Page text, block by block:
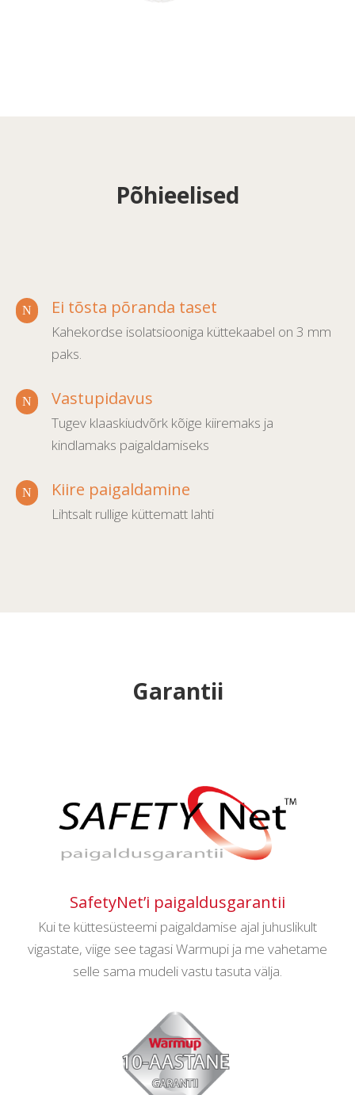
Põhieelised
N Ei tõsta põranda taset
Kahekordse isolatsiooniga küttekaabel on 3 mm
paks.
N Vastupidavus
Tugev klaaskiudvõrk kõige kiiremaks ja
kindlamaks paigaldamiseks
N Kiire paigaldamine
Lihtsalt rullige küttematt lahti
Garantii
SafetyNet’i paigaldusgarantii
Kui te küttesüsteemi paigaldamise ajal juhuslikult
vigastate, viige see tagasi Warmupi ja me vahetame
selle sama mudeli vastu tasuta välja.